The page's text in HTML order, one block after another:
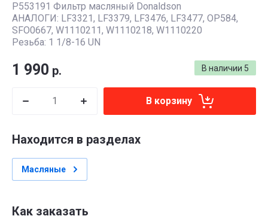
P553191 Фильтр масляный Donaldson
АНАЛОГИ: LF3321, LF3379, LF3476, LF3477, OP584,
SFO0667, W1110211, W1110218, W1110220
Резьба: 1 1/8-16 UN
В наличии 5
1 990 р.
В корзину
Находится в разделах
Масляные
Как заказать